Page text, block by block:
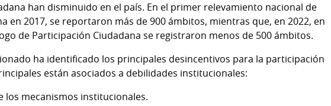
han disminuido en el país. En el primer relevamiento nacional de
en 2017, se reportaron más de 900 ámbitos, mientras que, en 2022, en
de Participación Ciudadana se registraron menos de 500 ámbitos.
ha identificado los principales desincentivos para la participación
están asociados a debilidades institucionales:
los mecanismos institucionales.